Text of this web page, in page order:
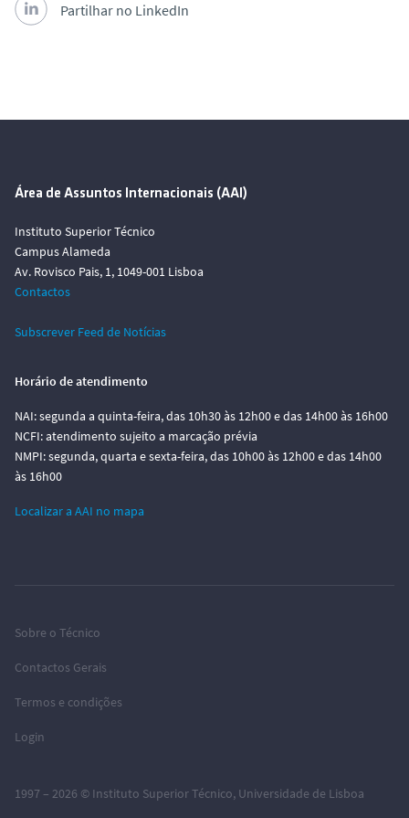
Partilhar no LinkedIn
Área de Assuntos Internacionais (AAI)
Instituto Superior Técnico
Campus Alameda
Av. Rovisco Pais, 1, 1049-001 Lisboa
Contactos
Subscrever Feed de Notícias
Horário de atendimento
NAI: segunda a quinta-feira, das 10h30 às 12h00 e das 14h00 às 16h00
NCFI: atendimento sujeito a marcação prévia
NMPI: segunda, quarta e sexta-feira, das 10h00 às 12h00 e das 14h00
às 16h00
Localizar a AAI no mapa
Sobre o Técnico
Contactos Gerais
Termos e condições
Login
1997 – 2026 © Instituto Superior Técnico, Universidade de Lisboa